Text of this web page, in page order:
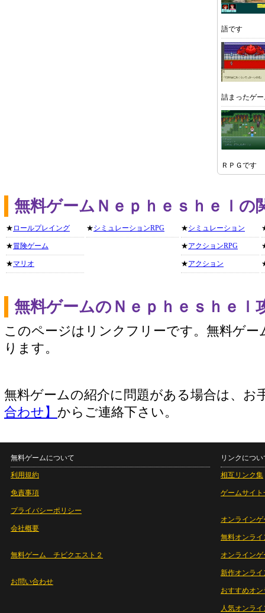
語です
詰まったゲ
ＲＰＧです
無料ゲームＮｅｐｈｅｓｈｅｌの
★ ロールプレイング
★冒険ゲーム
★マリオ
★シミュレーションRPG ★シミュレーション
★アクションRPG
★アクション
無料ゲームのＮｅｐｈｅｓｈｅｌ
このページはリンクフリーです。無料ゲー
ります。
無料ゲームの紹介に問題がある場合は、お
合わせ】 からご連絡下さい。
無料ゲームについて
利用規約
免責事項
プライバシーポリシー
会社概要
無料ゲーム チビクエスト２
お問い合わせ
リンクについ
相互リンク集
ゲームサイト
オンラインゲ
無料オンライ
オンライン
新作オンライ
おすすめオ
人気オンラ